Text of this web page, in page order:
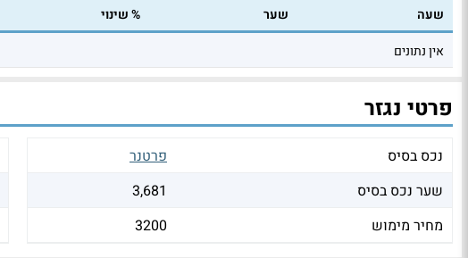
שעה שער % שינוי
אין נתונים
פרטי נגזר
נכס בסיס
פרטנר
שער נכס בסיס
3,681
מחיר מימוש
3200